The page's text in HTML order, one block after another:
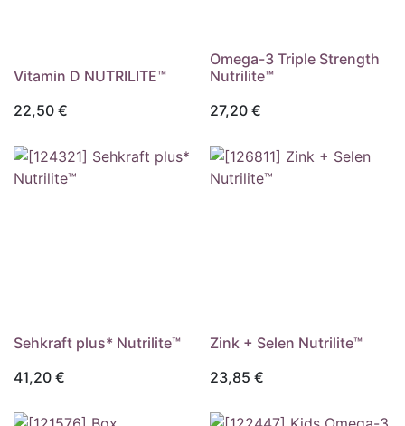
Vitamin D NUTRILITE™
22,50 €
Omega-3 Triple Strength
Nutrilite™
27,20€
Sehkraft plus* Nutrilite™
41,20 €
Zink + Selen Nutrilite™
23,85 €